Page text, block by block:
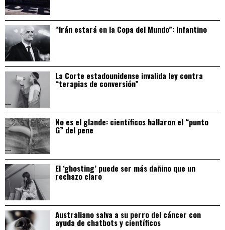
“Irán estará en la Copa del Mundo”: Infantino
La Corte estadounidense invalida ley contra
“terapias de conversión”
No es el glande: científicos hallaron el “punto
G” del pene
El ‘ghosting’ puede ser más dañino que un
rechazo claro
Australiano salva a su perro del cáncer con
ayuda de chatbots y científicos